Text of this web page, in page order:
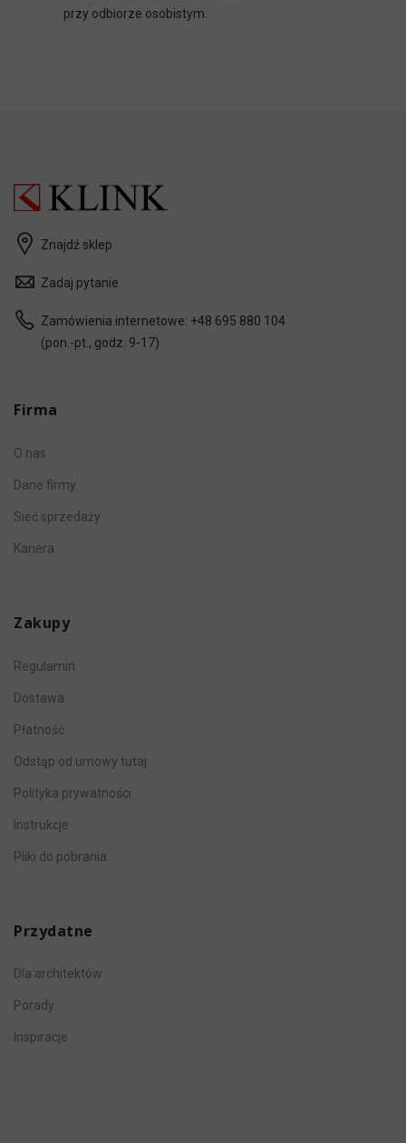
przy odbiorze osobistym.
Znajdź sklep
Zadaj pytanie
Zamówienia internetowe: +48 695 880 104
(pon.-pt., godz. 9-17)
Firma
O nas
Dane firmy
Sieć sprzedaży
Kariera
Zakupy
Regulamin
Dostawa
Płatność
Odstąp od umowy tutaj
Polityka prywatności
Instrukcje
Pliki do pobrania
Przydatne
Dla architektów
Porady
Inspiracje